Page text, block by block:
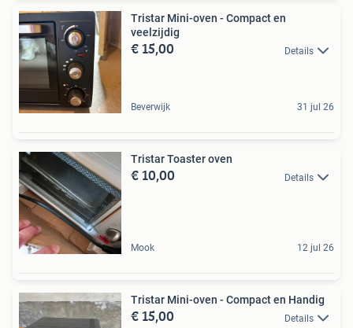
Tristar Mini-oven - Compact en
veelzijdig
€ 15,00 Details
Beverwijk 31 jul 26
Tristar Toaster oven
€ 10,00 Details
Mook 12 jul 26
Tristar Mini-oven - Compact en Handig
€ 15,00 Details